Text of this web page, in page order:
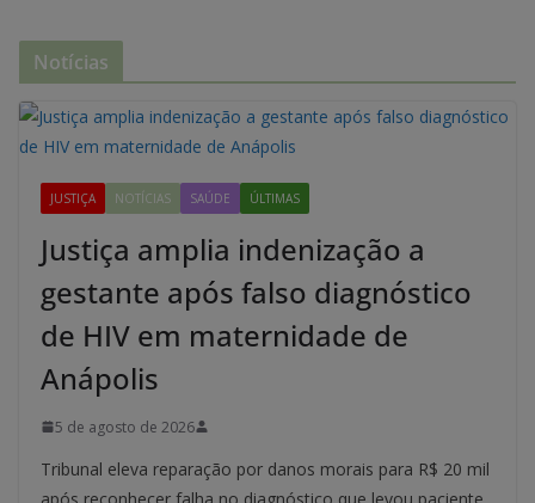
Notícias
JUSTIÇA NOTÍCIAS SAÚDE ÚLTIMAS
Justiça amplia indenização a
gestante após falso diagnóstico
de HIV em maternidade de
Anápolis
5 de agosto de 2026
Tribunal eleva reparação por danos morais para R$ 20 mil